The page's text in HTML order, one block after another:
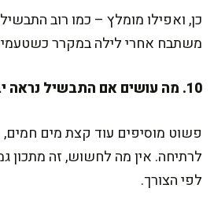
כן, ואפילו מומלץ – כמו רוב
משתבח אחרי לילה במקרר
10. מה עושים אם התבשיל נראה יבש מדי?
פשוט מוסיפים עוד קצת מים חמים,
לרתיחה. אין מה לחשוש, זה
לפי הצורך.